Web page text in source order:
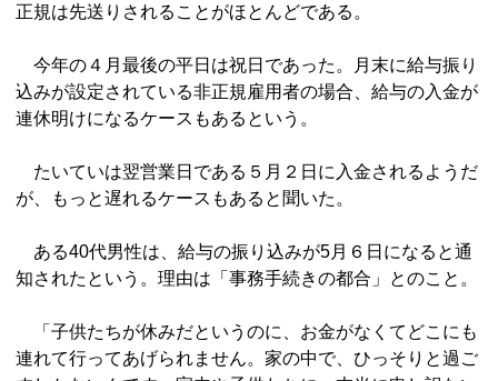
正規は先送りされることがほとんどである。
今年の４月最後の平日は祝日であった。月末に給与振り
込みが設定されている非正規雇用者の場合、給与の入金が
連休明けになるケースもあるという。
たいていは翌営業日である５月２日に入金されるようだ
が、もっと遅れるケースもあると聞いた。
ある40代男性は、給与の振り込みが5月６日になると通
知されたという。理由は「事務手続きの都合」とのこと。
「子供たちが休みだというのに、お金がなくてどこにも
連れて行ってあげられません。家の中で、ひっそりと過ご